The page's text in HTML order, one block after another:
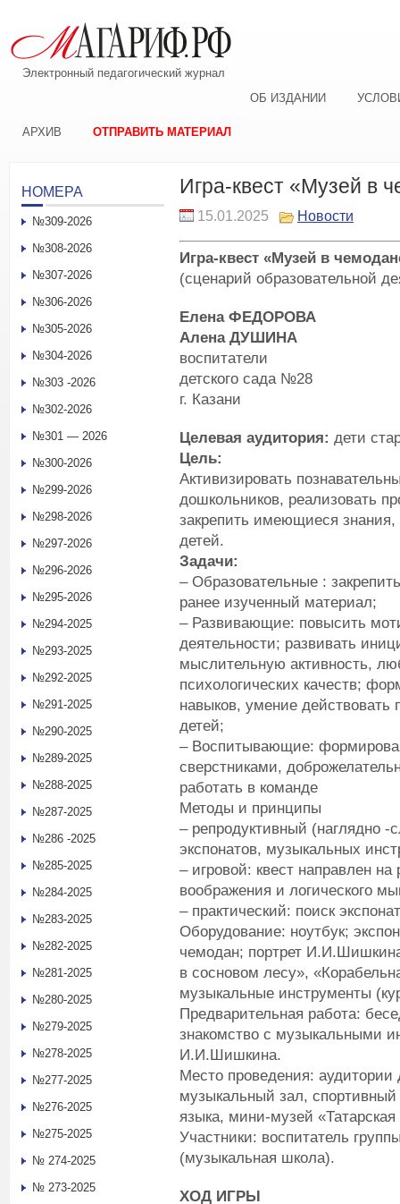
Электронный педагогический журнал
ОБ ИЗДАНИИ
АРХИВ ОТПРАВИТЬ МАТЕРИАЛ
Игра-квест «Музей в
15.01.2025 Новости
Игра-квест «Музей в
(сценарий образовательной
Елена ФЕДОРОВА
Алена ДУШИНА
воспитатели
детского сада №28
г. Казани
Целевая аудитория: дети
Цель:
Активизировать
дошкольников, реализовать
закрепить имеющиеся знания,
детей.
Задачи:
– Образовательные :
ранее изученный материал;
– Развивающие: повысить
деятельности; развивать
мыслительную активность,
психологических качеств;
навыков, умение действовать
детей;
– Воспитывающие:
сверстниками,
работать в команде
Методы и принципы
– репродуктивный (наглядно -
экспонатов, музыкальных
– игровой: квест направлен
воображения и логического
– практический: поиск
Оборудование: ноутбук;
чемодан; портрет
в сосновом лесу»,
музыкальные инструменты
Предварительная работа:
знакомство с музыкальными
И.И.Шишкина.
Место проведения: аудитории
музыкальный зал,
языка, мини-музей
Участники: воспитатель
(музыкальная школа).
ХОД ИГРЫ
НОМЕРА
№309-2026
№308-2026
№307-2026
№306-2026
№305-2026
№304-2026
№303 -2026
№302-2026
№301 — 2026
№300-2026
№299-2026
№298-2026
№297-2026
№296-2026
№295-2026
№294-2025
№293-2025
№292-2025
№291-2025
№290-2025
№289-2025
№288-2025
№287-2025
№286 -2025
№285-2025
№284-2025
№283-2025
№282-2025
№281-2025
№280-2025
№279-2025
№278-2025
№277-2025
№276-2025
№275-2025
№ 274-2025
№ 273-2025